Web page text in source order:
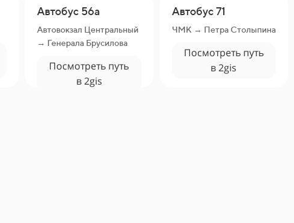
Автобус 56а
Автовокзал Центральный
→ Генерала Брусилова
Посмотреть путь
в 2gis
Автобус 71
ЧМК → Петра Столыпина
Посмотреть путь
в 2gis